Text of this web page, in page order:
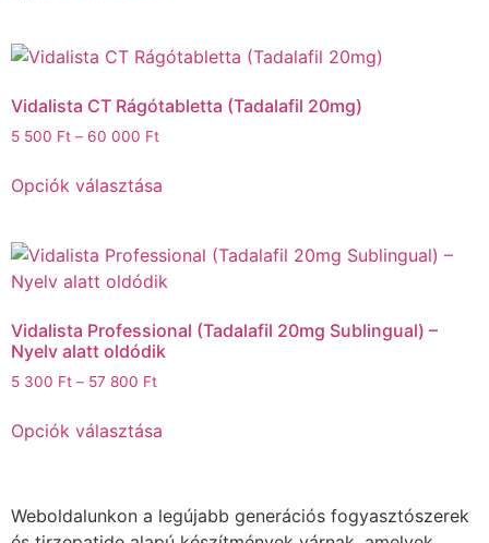
Vidalista CT Rágótabletta (Tadalafil 20mg)
5 500 Ft – 60 000 Ft
Opciók választása
Vidalista Professional (Tadalafil 20mg Sublingual) –
Nyelv alatt oldódik
5 300 Ft – 57 800 Ft
Opciók választása
Weboldalunkon a legújabb generációs fogyasztószerek